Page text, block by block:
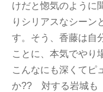
けだと惚気のように
りシリアスなシーン
す。そう、香藤は自
ことに、本気でやり
こんなにも深くてピ
か?? 対する岩城も